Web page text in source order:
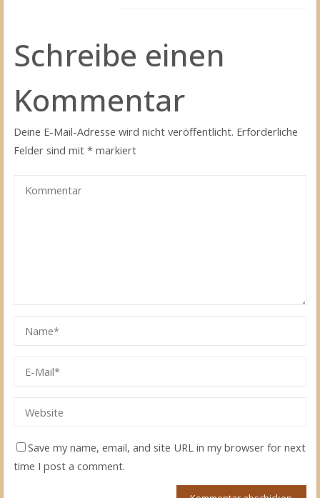
Schreibe einen
Kommentar
Deine E-Mail-Adresse wird nicht veröffentlicht. Erforderliche
Felder sind mit* markiert
Save my name, email, and site URL in my browser for next
time I post a comment.